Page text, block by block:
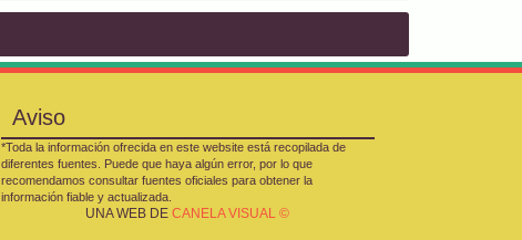
Aviso
*Toda la información ofrecida en este website está recopilada de
diferentes fuentes. Puede que haya algún error, por lo que
recomendamos consultar fuentes oficiales para obtener la
información fiable y actualizada.
UNA WEB DECANELA VISUAL ©